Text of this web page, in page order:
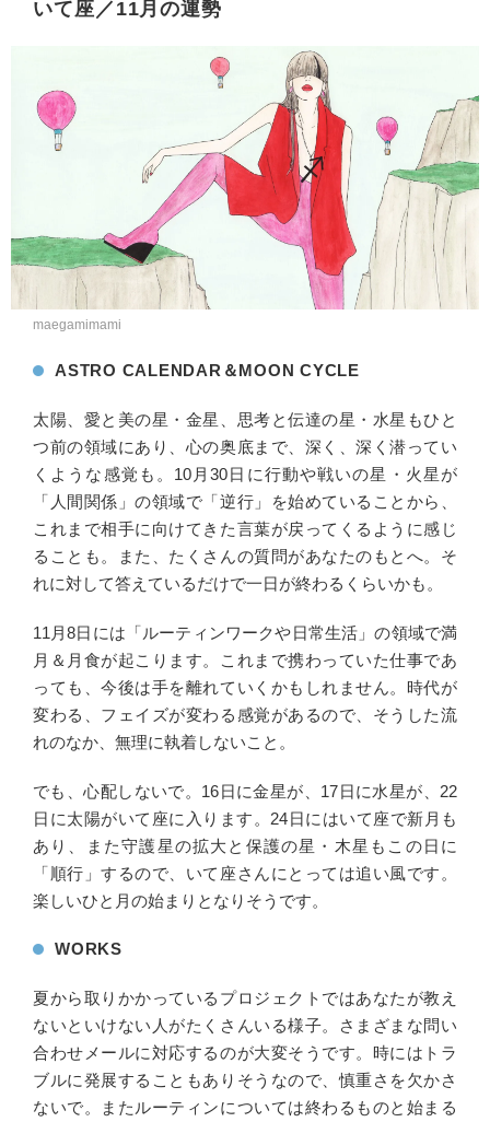
いて座／11月の運勢
maegamimami
ASTRO CALENDAR＆MOON CYCLE
太陽、愛と美の星・金星、思考と伝達の星・水星もひと
つ前の領域にあり、心の奥底まで、深く、深く潜ってい
くような感覚も。10月30日に行動や戦いの星・火星が
「人間関係」の領域で「逆行」を始めていることから、
これまで相手に向けてきた言葉が戻ってくるように感じ
ることも。また、たくさんの質問があなたのもとへ。そ
れに対して答えているだけで一日が終わるくらいかも。
11月8日には「ルーティンワークや日常生活」の領域で満
月＆月食が起こります。これまで携わっていた仕事であ
っても、今後は手を離れていくかもしれません。時代が
変わる、フェイズが変わる感覚があるので、そうした流
れのなか、無理に執着しないこと。
でも、心配しないで。16日に金星が、17日に水星が、22
日に太陽がいて座に入ります。24日にはいて座で新月も
あり、また守護星の拡大と保護の星・木星もこの日に
「順行」するので、いて座さんにとっては追い風です。
楽しいひと月の始まりとなりそうです。
WORKS
夏から取りかかっているプロジェクトではあなたが教え
ないといけない人がたくさんいる様子。さまざまな問い
合わせメールに対応するのが大変そうです。時にはトラ
ブルに発展することもありそうなので、慎重さを欠かさ
ないで。またルーティンについては終わるものと始まる